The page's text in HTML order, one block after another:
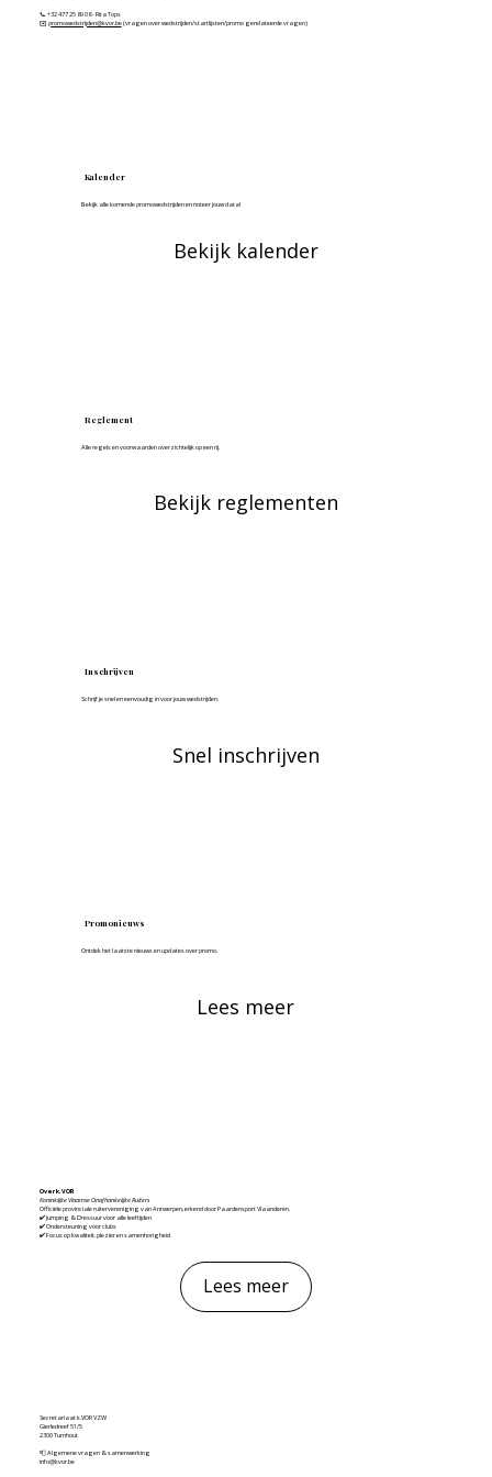
📞 +32 477 25 89 08 - Rita Tops
✉️ promowedstrijden@kvor.be(vragen over wedstrijden/startlijsten/promo gerelateerde vragen)
Kalender
Bekijk alle komende promowedstrijden en noteer jouw data!
Bekijk kalender
Reglement
Alle regels en voorwaarden overzichtelijk op een rij.
Bekijk reglementen
Inschrijven
Schrijf je snel en eenvoudig in voor jouw wedstrijden.
Snel inschrijven
Promonieuws
Ontdek het laatste nieuws en updates over promo.
Lees meer
Over k.VOR
Koninklijke Vlaamse Onafhankelijke Ruiters
Officiële provinciale ruitervereniging van Antwerpen, erkend door Paardensport Vlaanderen.
✔️ Jumping & Dressuur voor alle leeftijden
✔️ Ondersteuning voor clubs
✔️ Focus op kwaliteit, plezier en samenhorigheid
Lees meer
Secretariaat k.VOR VZW
Gierledreef 51/5
2300 Turnhout
📮 Algemene vragen & samenwerking
info@kvor.be